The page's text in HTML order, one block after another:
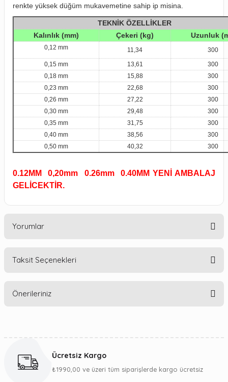
renkte yüksek düğüm mukavemetine sahip ip misina.
TEKNİK ÖZELLİKLER
Kalınlık (mm)
Çekeri (kg) Uzunluk
0,12 mm 11,34
300
0,15 mm
13,61
300
0,18 mm
15,88
300
0,23 mm
22,68
300
0,26 mm
27,22
300
0,30 mm
29,48
300
0,35 mm
31,75
300
0,40 mm
38,56
300
0,50 mm
40,32 300
0.12MM 0,20mm 0.26mm 0.40MM YENİ AMBALAJ
GELİCEKTİR.
Yorumlar
Taksit Seçenekleri
Önerileriniz
Görüş ve önerileriniz için teşekkür ederiz.
Ücretsiz Kargo
₺1990,00 ve üzeri tüm siparişlerde kargo ücretsiz